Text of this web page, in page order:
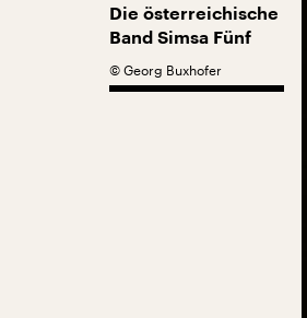
Die österreichische
Band Simsa Fünf
© Georg Buxhofer